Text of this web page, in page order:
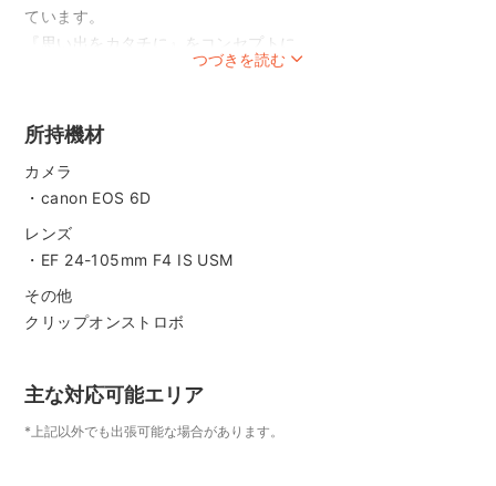
ています。
『思い出をカタチに』をコンセプトに
その時の楽しかった時間を思い出してもらえるような
お子さんとのロケーションフォトなどでは一緒に遊びながら
撮ったりと
自然な表情を引き出して撮影いたします！
【撮影アイテム】
参考写真に掲載させていただいていますが
大きな黒板を所有しておりますので、どの場所でも雰囲気を
変えた
写真を撮ることができます。
その他シャボン玉やバースデープレートなど使って撮ること
つづきを読む
所持機材
カメラ
・canon EOS 6D
レンズ
・EF 24-105mm F4 IS USM
その他
クリップオンストロボ
主な対応可能エリア
*上記以外でも出張可能な場合があります。